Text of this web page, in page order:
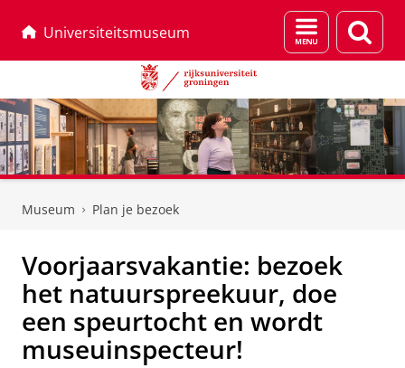
Universiteitsmuseum
Menu
en
Museum Plan je bezoek
Voorjaarsvakantie: bezoek
het natuurspreekuur, doe
een speurtocht en wordt
museuinspecteur!